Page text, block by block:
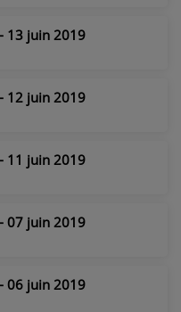
13 juin 2019
12 juin 2019
11 juin 2019
07 juin 2019
06 juin 2019